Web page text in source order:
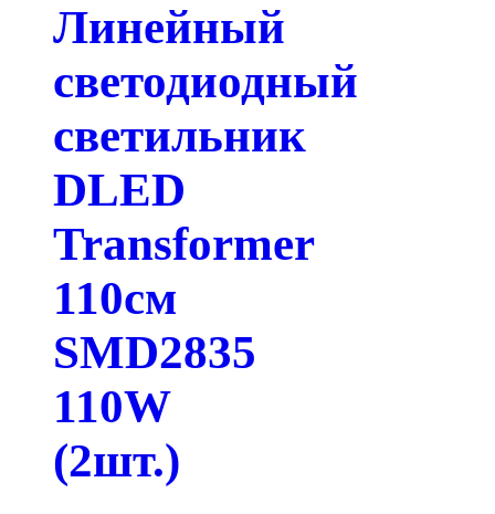
Линейный
светодиодный
светильник
DLED
Transformer
110см
SMD2835
110W
(2шт.)